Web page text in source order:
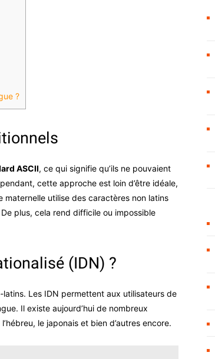
?
ASCII, ce qui signifie qu’ils ne pouvaient
cette approche est loin d’être idéale,
utilise des caractères non latins
plus, cela rend difficile ou impossible
(IDN) ?
Les IDN permettent aux utilisateurs de
Il existe aujourd’hui de nombreux
le japonais et bien d’autres encore.